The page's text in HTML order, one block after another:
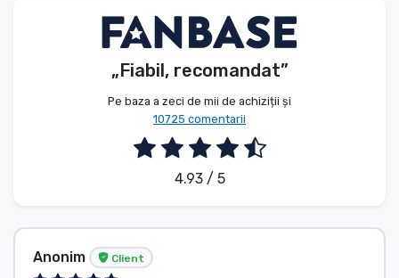
„Fiabil, recomandat”
Pe baza a zeci de mii de achiziții și
10725 comentarii
4.93 / 5
Anonim Client